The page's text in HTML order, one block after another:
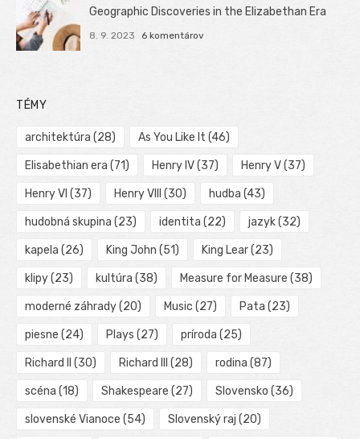
Geographic Discoveries in the Elizabethan Era
8. 9. 2023 6 komentárov
TÉMY
architektúra (28) As You Like It (46)
Elisabethian era (71) Henry IV(37) Henry V(37)
Henry VI (37) Henry VIII (30) hudba (43)
hudobná skupina (23) identita (22) jazyk(32)
kapela (26) King John (51) King Lear(23)
klipy(23) kultúra (38) Measure for Measure (38)
moderné záhrady(20) Music (27) Pata (23)
piesne (24) Plays (27) príroda (25)
Richard II (30) Richard III (28) rodina (87)
scéna (18) Shakespeare (27) Slovensko (36)
slovenské Vianoce (54) Slovenský raj (20)